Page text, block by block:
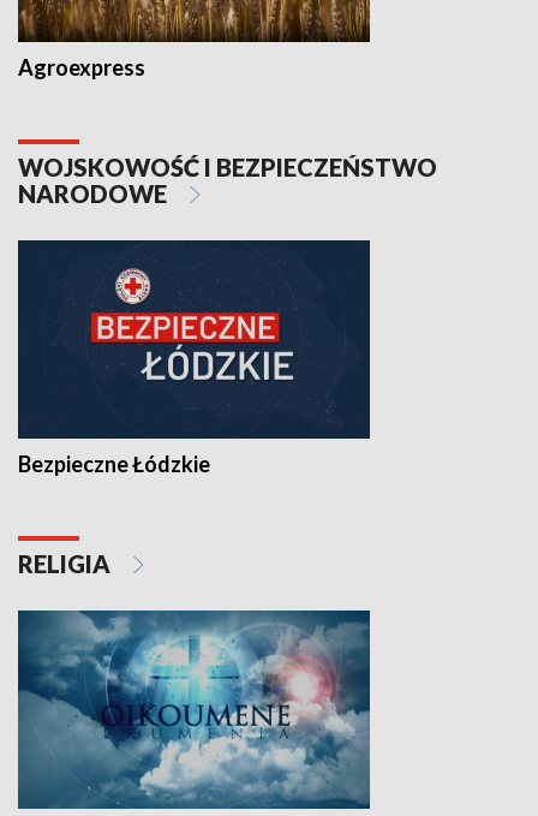
Agroexpress
WOJSKOWOŚĆ I BEZPIECZEŃSTWO
NARODOWE
Bezpieczne Łódzkie
RELIGIA